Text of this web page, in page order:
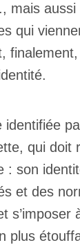
mais aussi
qui
finalement,
identifiée
qui doit
: son
et des
s’imposer
plus